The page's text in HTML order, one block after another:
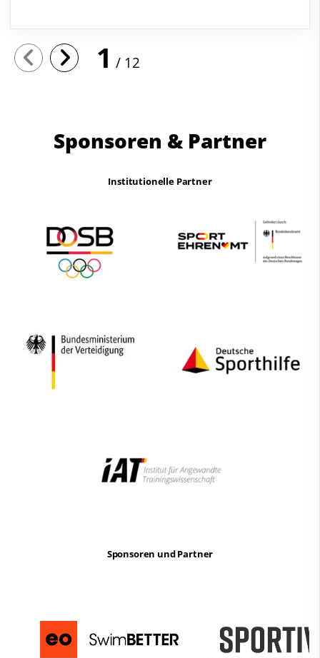
1 12
Sponsoren & Partner
Institutionelle Partner
Sponsoren und Partner